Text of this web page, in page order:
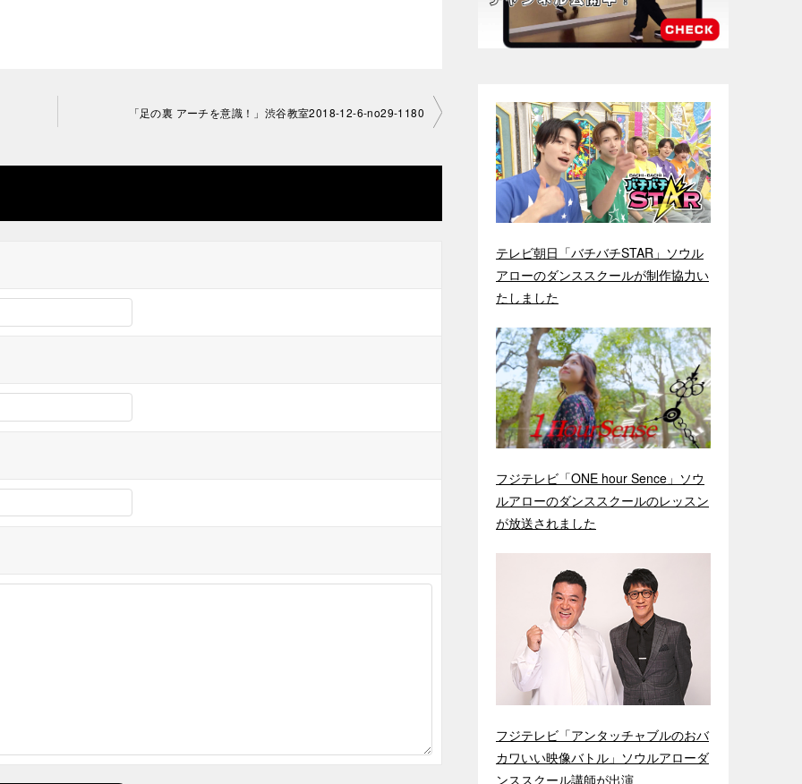
「足の裏 アーチを意識！」渋谷教室2018-12-6-no29-1180
テレビ朝日「バチバチSTAR」ソウル
アローのダンススクールが制作協力い
たしました
フジテレビ「ONE hour Sence」ソウ
ルアローのダンススクールのレッスン
が放送されました
フジテレビ「アンタッチャブルのおバ
カワいい映像バトル」ソウルアローダ
ンススクール講師が出演